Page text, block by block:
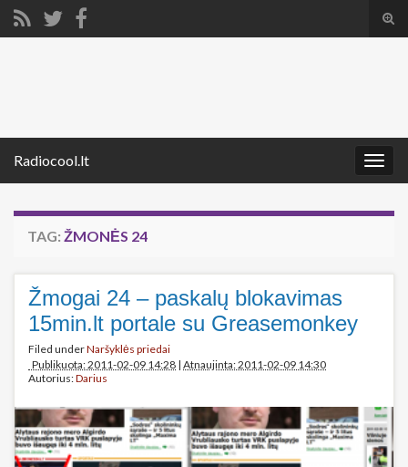
Radiocool.lt
TAG: ŽMONĖS 24
Žmogai 24 – paskalų blokavimas
15min.lt portale su Greasemonkey
Filed underNaršyklės priedai
Publikuota: 2011-02-09 14:28 | Atnaujinta: 2011-02-09 14:30
Autorius:Darius